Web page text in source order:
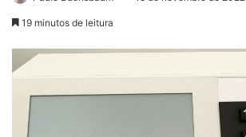
19 minutos de leitura